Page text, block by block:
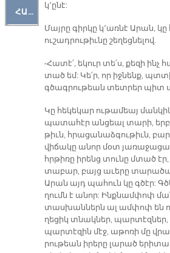
ՀԱՐԹԱԿ
կ­­՚ը­նէ:
Մայ­րը գիր­կը կ՚առ­նէ Ա­րան,
ու­շադ­րու­թիւ­նը շե­ղեց­նե­լով.
-Հա­տէ՛, ե­կուր տե՛ս, քե­զի
տած եմ: Կե՛ր, որ իջ­նենք,
գծագ­րու­թեան տետ­րեր պիտ
Կը հե­կե­կար ու­թա­մեայ
պա­տա­հէր ան­ցեալ տա­րի, երբ
թիւն, հրա­ցա­նաձ­գու­թիւն,
վի­ճա­կը ա­նոր մօտ յա­ռա­ջա­ցած
հրթի­ռը ի­րենց տու­նը մտած
տա­բար, բայց ա­ւե­րը
Ա­րան այդ պա­հուն կը գծէր:
ղումն է ա­նոր: Ինք­նամ­փոփ
տաս­խան­ներն ալ ամ­փոփ են
ղե­ցիկ տնակ­ներ, պար­տէզ­ներ,
պար­տէ­զին մէջ, ա­թո­ռի մը
րու­թեան ի­րե­րը լա­րած